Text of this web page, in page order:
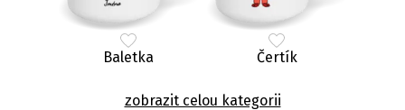
Baletka Čertík
zobrazit celou kategorii